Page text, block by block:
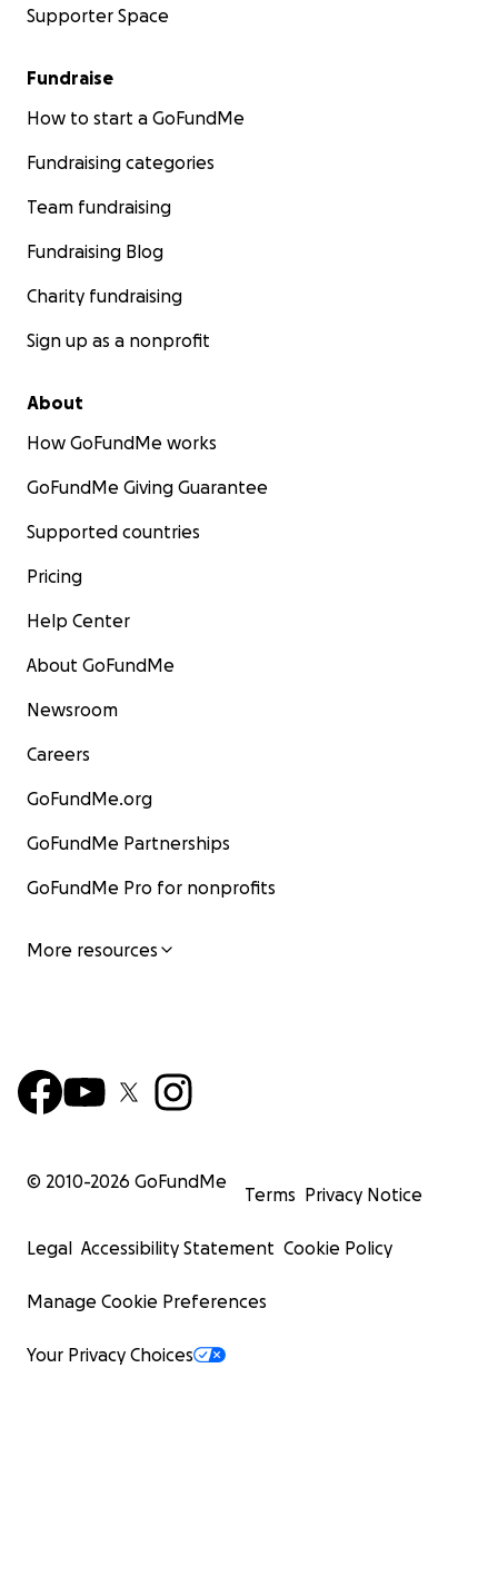
Supporter Space
Fundraise
How to start a GoFundMe
Fundraising categories
Team fundraising
Fundraising Blog
Charity fundraising
Sign up as a nonprofit
About
How GoFundMe works
GoFundMe Giving Guarantee
Supported countries
Pricing
Help Center
About GoFundMe
Newsroom
Careers
GoFundMe.org
GoFundMe Partnerships
GoFundMe Pro for nonprofits
More resources
© 2010-2026 GoFundMe
Terms Privacy Notice
Legal Accessibility Statement Cookie Policy
Manage Cookie Preferences
Your Privacy Choices